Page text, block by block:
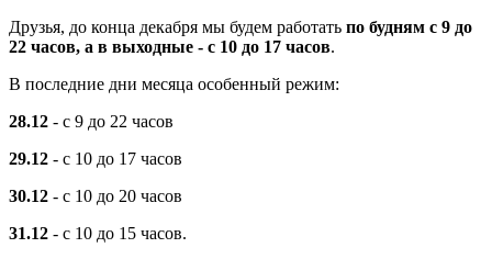
Друзья, до конца декабря мы будем работать по будням с 9 до
22 часов, а в выходные - с 10 до 17 часов.
В последние дни месяца особенный режим:
28.12 - с 9 до 22 часов
29.12 - с 10 до 17 часов
30.12 - с 10 до 20 часов
31.12 - с 10 до 15 часов.